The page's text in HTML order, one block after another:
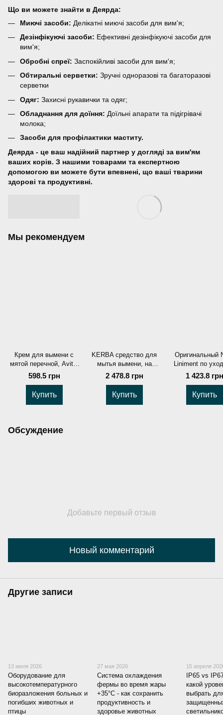
Що ви можете знайти в Деярда:
Миючі засоби: Делікатні миючі засоби для вим'я;
Дезінфікуючі засоби: Ефективні дезінфікуючі засоби для
вим'я;
Обробні спреї: Заспокійливі засоби для вим'я;
Обтиральні серветки: Зручні одноразові та багаторазові
серветки
Одяг: Захисні рукавички та одяг;
Обладнання для доїння: Доїльні апарати та підігрівачі
молока;
Засоби для профілактики маститу.
Деярда - це ваш надійний партнер у догляді за вим'ям
ваших корів. З нашими товарами та експертною
допомогою ви можете бути впевнені, що ваші тварини
здорові та продуктивні.
Мы рекомендуем
Крем для вымени с
мятой перечной, Avita,
500 мл
598.5 грн
Купить
KERBA средство для
мытья вымени, на
йодной основе,
канистра 5 л
2 478.8 грн
Купить
Оригинальный
Liniment по
выменью,
1 423.8
Купить
Обсуждение
Добавьте первый отзыв
Новый комментарий
Другие записи
13 июля 2026
Оборудование для
высокотемпературного
биоразложения больных и
погибших животных и
птицы
27 мая 2026
Система охлаждения
фермы во время жары
+35°C - как сохранить
продуктивность и
здоровье животных
15 апреля
IP65 vs
какой
выбрать